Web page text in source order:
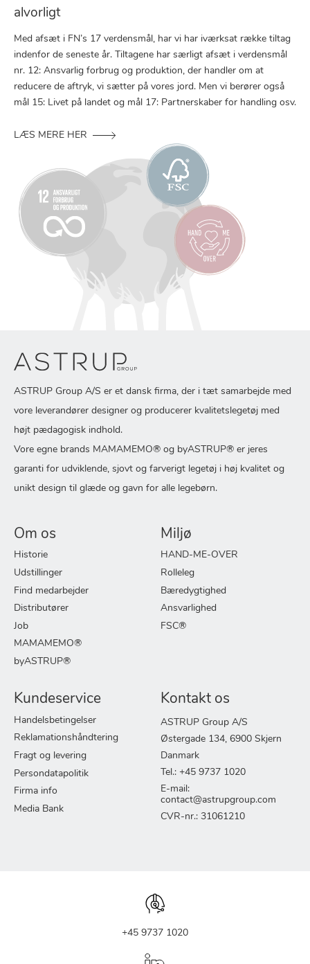
alvorligt
Med afsæt i FN’s 17 verdensmål, har vi har iværksat række tiltag
indenfor de seneste år. Tiltagene har særligt afsæt i verdensmål
nr. 12: Ansvarlig forbrug og produktion, der handler om at
reducere de aftryk, vi sætter på vores jord. Men vi berører også
mål 15: Livet på landet og mål 17: Partnerskaber for handling osv.
LÆS MERE HER
ASTRUP Group A/S er et dansk firma, der i tæt samarbejde med
vore leverandører designer og producerer kvalitetslegetøj med
højt pædagogisk indhold.
Vore egne brands MAMAMEMO® og byASTRUP® er jeres
garanti for udviklende, sjovt og farverigt legetøj i høj kvalitet og
unikt design til glæde og gavn for alle legebørn.
Om os
Historie
Udstillinger
Find medarbejder
Distributører
Job
MAMAMEMO®
byASTRUP®
Miljø
HAND-ME-OVER
Rolleleg
Bæredygtighed
Ansvarlighed
FSC®
Kundeservice
Handelsbetingelser
Reklamationshåndtering
Fragt og levering
Persondatapolitik
Firma info
Media Bank
Kontakt os
ASTRUP Group A/S
Østergade 134, 6900 Skjern
Danmark
Tel.: +45 9737 1020
E-mail:
contact@astrupgroup.com
CVR-nr.: 31061210
+45 9737 1020